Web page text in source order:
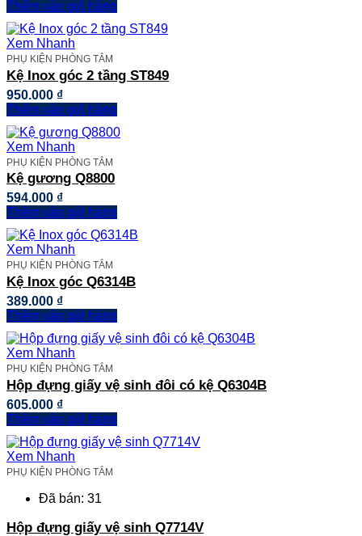
Thêm vào giỏ hàng
Xem Nhanh
PHỤ KIỆN PHÒNG TẮM
Kệ Inox góc 2 tầng ST849
950.000 ₫
Thêm vào giỏ hàng
Xem Nhanh
PHỤ KIỆN PHÒNG TẮM
Kệ gương Q8800
594.000 ₫
Thêm vào giỏ hàng
Xem Nhanh
PHỤ KIỆN PHÒNG TẮM
Kệ Inox góc Q6314B
389.000 ₫
Thêm vào giỏ hàng
Xem Nhanh
PHỤ KIỆN PHÒNG TẮM
Hộp đựng giấy vệ sinh đôi có kệ Q6304B
605.000 ₫
Thêm vào giỏ hàng
Xem Nhanh
PHỤ KIỆN PHÒNG TẮM
Đã bán: 31
Hộp đựng giấy vệ sinh Q7714V